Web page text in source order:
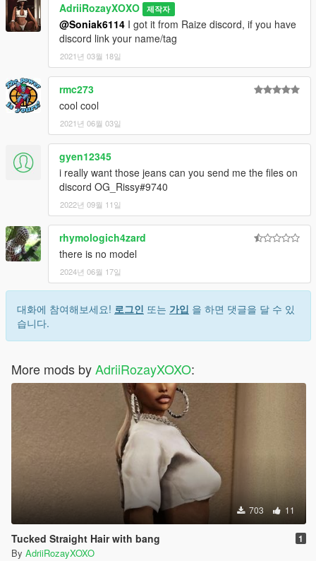
AdriiRozayXOXO 제작자
@Soniak6114 I got it from Raize discord, if you have
discord link your name/tag
2021년 03월 18일
rmc273
cool cool
2021년 06월 03일
gyen12345
i really want those jeans can you send me the files on
discord OG_Rissy#9740
2022년 09월 11일
rhymologich4zard
there is no model
2024년 06월 17일
대화에 참여해보세요! 로그인 또는 가입 을 하면 댓글을 달 수 있
습니다.
More mods byAdriiRozayXOXO:
703 11
Tucked Straight Hair with bang 1
By AdriiRozayXOXO